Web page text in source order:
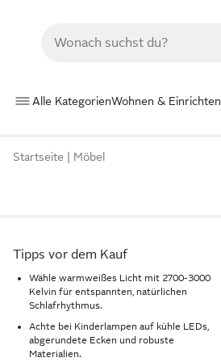
Alle KategorienWohnen & Einrichten
Startseite Möbel
Tipps vor dem Kauf
Wähle warmweißes Licht mit 2700-3000
Kelvin für entspannten, natürlichen
Schlafrhythmus.
Achte bei Kinderlampen auf kühle LEDs,
abgerundete Ecken und robuste
Materialien.